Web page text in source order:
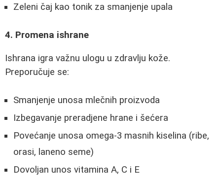
Zeleni čaj kao tonik za smanjenje upala
4. Promena ishrane
Ishrana igra važnu ulogu u zdravlju kože.
Preporučuje se:
Smanjenje unosa mlečnih proizvoda
Izbegavanje preradjene hrane i šećera
Povećanje unosa omega-3 masnih kiselina (ribe,
orasi, laneno seme)
Dovoljan unos vitamina A, C i E